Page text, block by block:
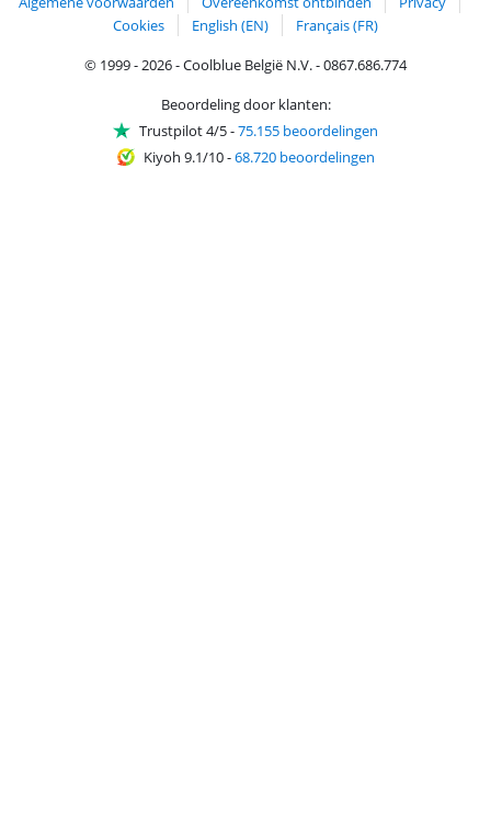
Cookies
English (EN)
Français (FR)
© 1999 - 2026 - Coolblue België N.V. - 0867.686.774
Beoordeling door klanten:
Trustpilot 4/5-75.155 beoordelingen
Kiyoh 9.1/10-68.720 beoordelingen